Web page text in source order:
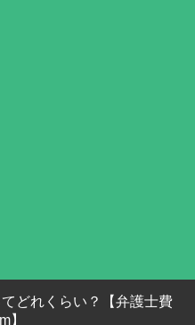
どれくらい？【弁護士費
】